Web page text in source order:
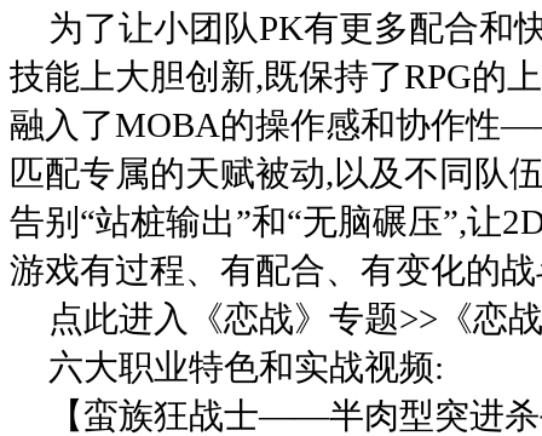
为了让小团队PK有更多配合和
技能上大胆创新,既保持了RPG的
融入了MOBA的操作感和协作性
匹配专属的天赋被动,以及不同队
告别“站桩输出”和“无脑碾压”,让
游戏有过程、有配合、有变化的
点此进入《恋战》专题>>《恋
六大职业特色和实战视频:
【蛮族狂战士——半肉型突进